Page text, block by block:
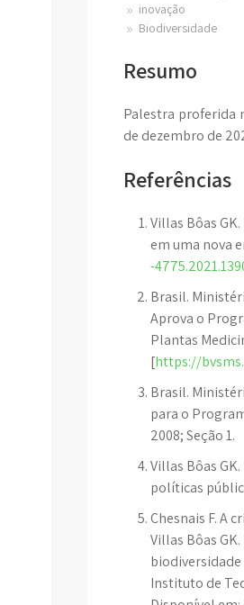
inovação
Biodiversidade
Resumo
Palestra proferida
de dezembro de
Referências
Villas Bôas
em uma nova
-
Brasil.
Aprova o
Plantas
[https://
Brasil.
para o
2008; Seção 1.
Villas Bôas
políticas
Chesnais F. A
Villas Bôas
Instituto de